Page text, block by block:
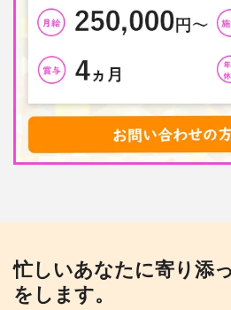
忙しいあなたに寄り添
をします。